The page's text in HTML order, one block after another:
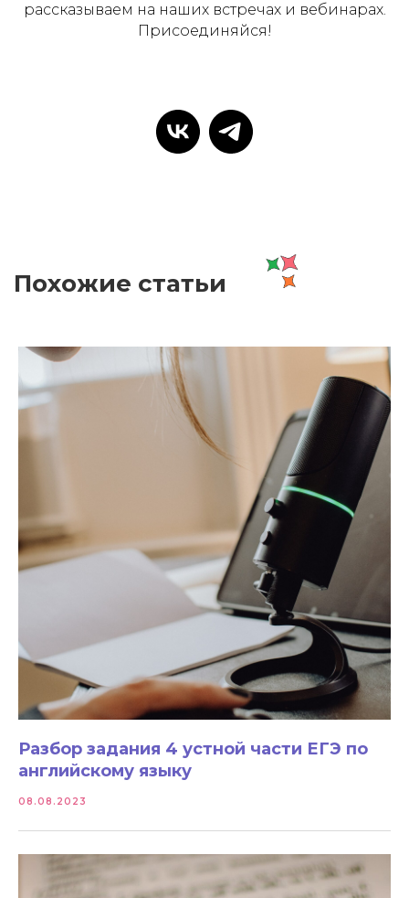
рассказываем на наших встречах и вебинарах.
Присоединяйся!
Похожие статьи
Разбор задания 4 устной части ЕГЭ по
английскому языку
08.08.2023